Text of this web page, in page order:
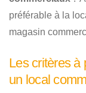
préférable à la
magasin
Les critères à
un local